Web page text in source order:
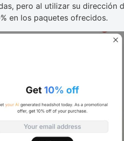
pero al utilizar su dirección
en los paquetes ofrecidos.